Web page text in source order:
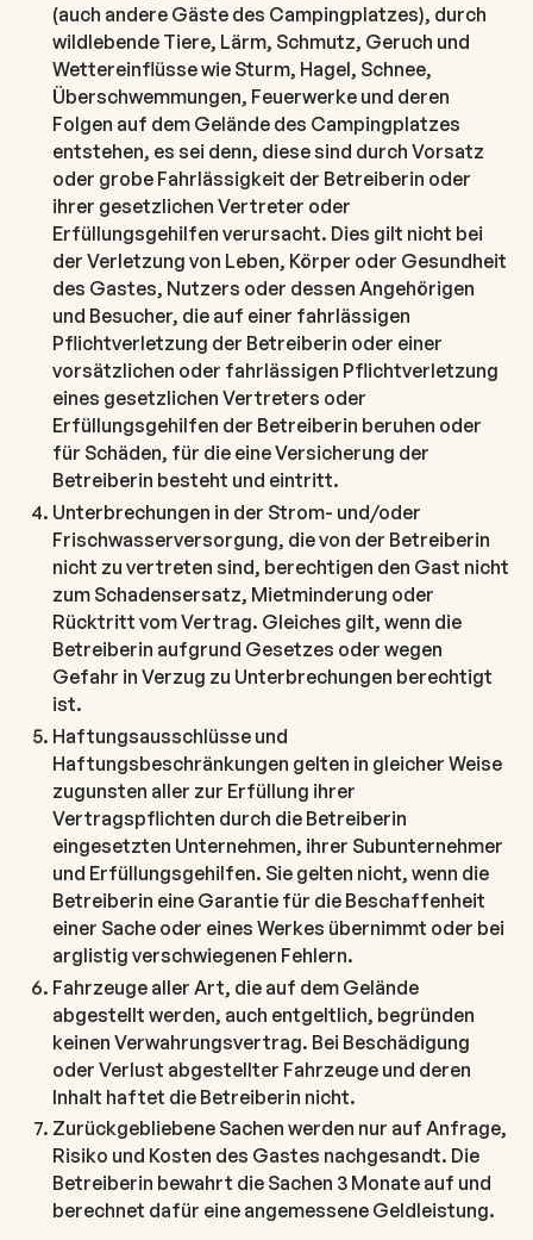
(auch andere Gäste des Campingplatzes), durch
wildlebende Tiere, Lärm, Schmutz, Geruch und
Wettereinflüsse wie Sturm, Hagel, Schnee,
Überschwemmungen, Feuerwerke und deren
Folgen auf dem Gelände des Campingplatzes
entstehen, es sei denn, diese sind durch Vorsatz
oder grobe Fahrlässigkeit der Betreiberin oder
ihrer gesetzlichen Vertreter oder
Erfüllungsgehilfen verursacht. Dies gilt nicht bei
der Verletzung von Leben, Körper oder Gesundheit
des Gastes, Nutzers oder dessen Angehörigen
und Besucher, die auf einer fahrlässigen
Pflichtverletzung der Betreiberin oder einer
vorsätzlichen oder fahrlässigen Pflichtverletzung
eines gesetzlichen Vertreters oder
Erfüllungsgehilfen der Betreiberin beruhen oder
für Schäden, für die eine Versicherung der
Betreiberin besteht und eintritt.
Unterbrechungen in der Strom- und/oder
Frischwasserversorgung, die von der Betreiberin
nicht zu vertreten sind, berechtigen den Gast nicht
zum Schadensersatz, Mietminderung oder
Rücktritt vom Vertrag. Gleiches gilt, wenn die
Betreiberin aufgrund Gesetzes oder wegen
Gefahr in Verzug zu Unterbrechungen berechtigt
ist.
Haftungsausschlüsse und
Haftungsbeschränkungen gelten in gleicher Weise
zugunsten aller zur Erfüllung ihrer
Vertragspflichten durch die Betreiberin
eingesetzten Unternehmen, ihrer Subunternehmer
und Erfüllungsgehilfen. Sie gelten nicht, wenn die
Betreiberin eine Garantie für die Beschaffenheit
einer Sache oder eines Werkes übernimmt oder bei
arglistig verschwiegenen Fehlern.
Fahrzeuge aller Art, die auf dem Gelände
abgestellt werden, auch entgeltlich, begründen
keinen Verwahrungsvertrag. Bei Beschädigung
oder Verlust abgestellter Fahrzeuge und deren
Inhalt haftet die Betreiberin nicht.
Zurückgebliebene Sachen werden nur auf Anfrage,
Risiko und Kosten des Gastes nachgesandt. Die
Betreiberin bewahrt die Sachen 3 Monate auf und
berechnet dafür eine angemessene Geldleistung.